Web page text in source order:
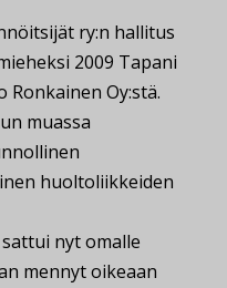
ry:n hallitus
2009 Tapani
Oy:stä.
muassa
huoltoliikkeiden
nyt omalle
mennyt oikeaan